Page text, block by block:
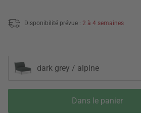
Disponibilité prévue : 2 à 4 semaines
dark grey / alpine
Dans le panier